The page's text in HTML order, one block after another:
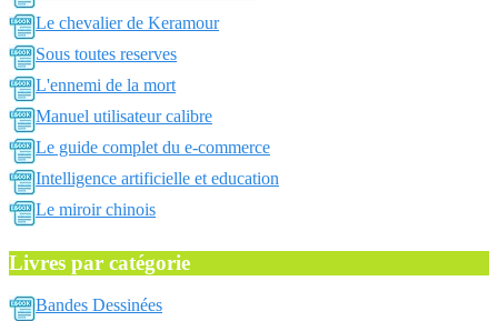
Le chevalier de Keramour
Sous toutes reserves
L'ennemi de la mort
Manuel utilisateur calibre
Le guide complet du e-commerce
Intelligence artificielle et education
Le miroir chinois
Livres par catégorie
Bandes Dessinées